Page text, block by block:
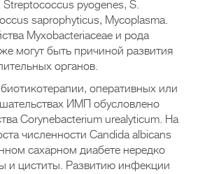
pyogenes, S.
saprophyticus, Mycoplasma.
Мyxоbacteriaceae и рода
могут быть причиной развития
органов.
оперативных или
ИМП обусловлено
Corynebacterium urealyticum. На
численности Candida albicans
сахарном диабете нередко
и циститы. Развитию инфекции